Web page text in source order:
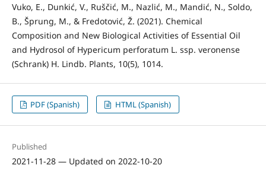
Vuko, E., Dunkić, V., Ruščić, M., Nazlić, M., Mandić, N., Soldo,
B., Šprung, M., & Fredotović, Ž. (2021). Chemical
Composition and New Biological Activities of Essential Oil
and Hydrosol of Hypericum perforatum L. ssp. veronense
(Schrank) H. Lindb. Plants, 10(5), 1014.
PDF (Spanish) HTML (Spanish)
Published
2021-11-28 — Updated on 2022-10-20